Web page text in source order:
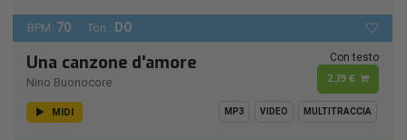
BPM: 70 Ton.: DO
Una canzone d'amore
Nino Buonocore
Con testo
2,19 €
MIDI MP3 VIDEO MULTITRACCIA